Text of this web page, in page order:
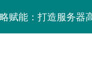
赋能：打造服务器
务器管理新范式